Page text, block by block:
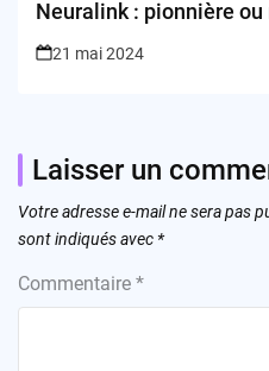
Neuralink : pionnière
21 mai 2024
Laisser un
Votre adresse e-mail ne sera pas
sont indiqués avec *
Commentaire *